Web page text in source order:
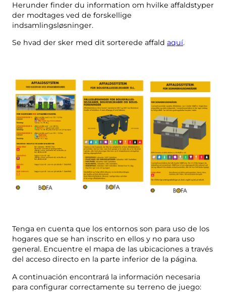
Herunder finder du information om hvilke affaldstyper
der modtages ved de forskellige
indsamlingsløsninger.
Se hvad der sker med dit sorterede affald aquí.
Tenga en cuenta que los entornos son para uso de los
hogares que se han inscrito en ellos y no para uso
general. Encuentre el mapa de las ubicaciones a través
del acceso directo en la parte inferior de la página.
A continuación encontrará la información necesaria
para configurar correctamente su terreno de juego: